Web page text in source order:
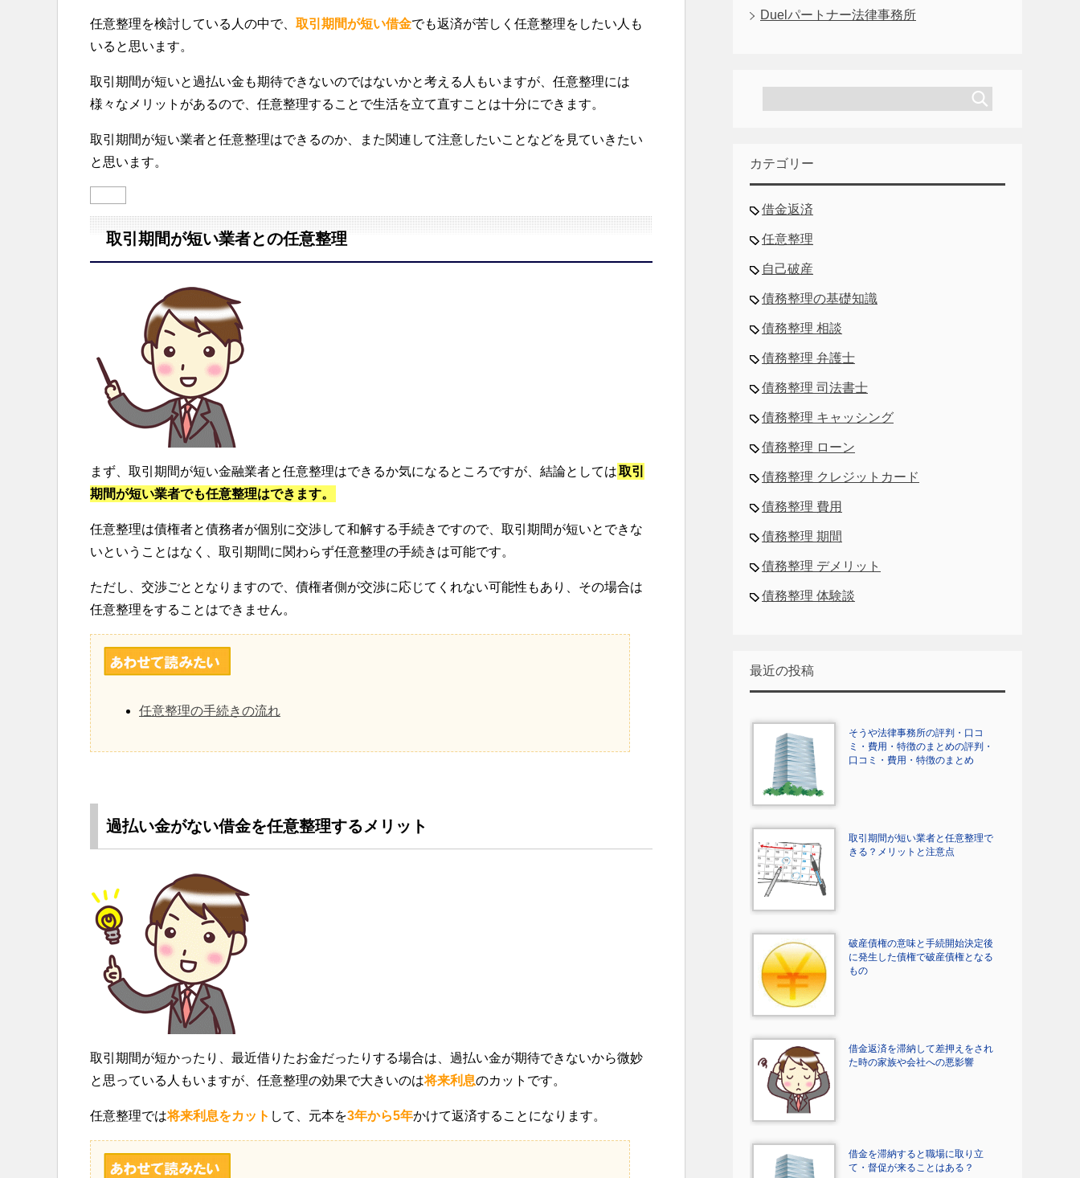
任意整理を検討している人の中で、 取引期間が短い借金でも返済が苦しく任意整理をしたい人も
いると思います。
取引期間が短いと過払い金も期待できないのではないかと考える人もいますが、任意整理には
様々なメリットがあるので、任意整理することで生活を立て直すことは十分にできます。
取引期間が短い業者と任意整理はできるのか、また関連して注意したいことなどを見ていきたい
と思います。
取引期間が短い業者との任意整理
まず、取引期間が短い金融業者と任意整理はできるか気になるところですが、結論としては取引
期間が短い業者でも任意整理はできます。
任意整理は債権者と債務者が個別に交渉して和解する手続きですので、取引期間が短いとできな
いということはなく、取引期間に関わらず任意整理の手続きは可能です。
ただし、交渉ごととなりますので、債権者側が交渉に応じてくれない可能性もあり、その場合は
任意整理をすることはできません。
任意整理の手続きの流れ
過払い金がない借金を任意整理するメリット
取引期間が短かったり、最近借りたお金だったりする場合は、過払い金が期待できないから微妙
と思っている人もいますが、任意整理の効果で大きいのは将来利息のカットです。
任意整理では将来利息をカット して、元本を3年から5年かけて返済することになります。
Duelパートナー法律事務所
カテゴリー
借金返済
任意整理
自己破産
債務整理の基礎知識
債務整理 相談
債務整理 弁護士
債務整理 司法書士
債務整理 キャッシング
債務整理 ローン
債務整理 クレジットカード
債務整理 費用
債務整理 期間
債務整理 デメリット
債務整理 体験談
最近の投稿
そうや法律事務所の評判・口コ
ミ・費用・特徴のまとめの評判・
口コミ・費用・特徴のまとめ
取引期間が短い業者と任意整理で
きる？メリットと注意点
破産債権の意味と手続開始決定後
に発生した債権で破産債権となる
もの
借金返済を滞納して差押えをされ
た時の家族や会社への悪影響
借金を滞納すると職場に取り立
て・督促が来ることはある？